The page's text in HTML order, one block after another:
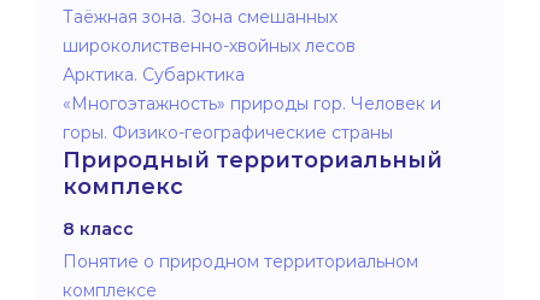
Таёжная зона. Зона смешанных
широколиственно-хвойных лесов
Арктика. Субарктика
«Многоэтажность» природы гор. Человек и
горы. Физико-географические страны
Природный территориальный
комплекс
8 класс
Понятие о природном территориальном
комплексе